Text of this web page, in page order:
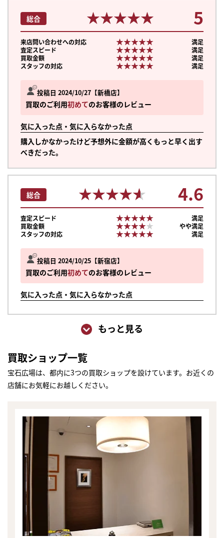
投稿日 2024/10/27 新橋店
買取のご利用初めてのお客様のレビュー
気に入った点・気に入らなかった点
購入しかなかったけど予想外に金額が高くもっと早く出す
べきだった。
総合 ★★★★★
★★★★★ 5
来店問い合わせへの対応 ★★★★★
★★★★★
満足
査定スピード
★★★★★
★★★★★
満足
買取金額
★★★★★
★★★★★
満足
スタッフの対応
★★★★★
★★★★★ 満足
投稿日 2024/10/25 新宿店
買取のご利用初めてのお客様のレビュー
気に入った点・気に入らなかった点
総合 ★★★★★
★★★★★ 4.6
査定スピード ★★★★★
★★★★★
満足
買取金額
★★★★★
★★★★★
やや満足
スタッフの対応
★★★★★
★★★★★ 満足
もっと見る
買取ショップ一覧
宝石広場は、都内に3つの買取ショップを設けています。お近くの
店舗にお気軽にお越しください。
かんたん30秒でお試し査定